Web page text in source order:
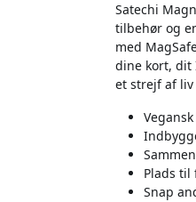
Satechi
tilbehør og
med
dine kort, dit
et strejf af
Plads til
Snap